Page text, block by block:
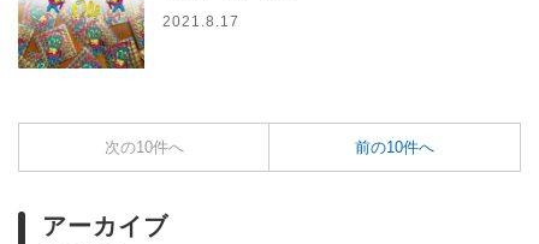
2021.8.17
次の10件へ 前の10件へ
アーカイブ